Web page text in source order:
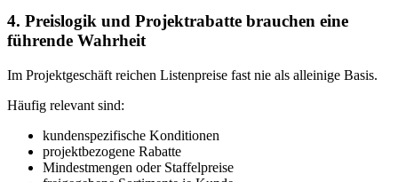
4. Preislogik und Projektrabatte brauchen eine
führende Wahrheit
Im Projektgeschäft reichen Listenpreise fast nie als alleinige Basis.
Häufig relevant sind:
kundenspezifische Konditionen
projektbezogene Rabatte
Mindestmengen oder Staffelpreise